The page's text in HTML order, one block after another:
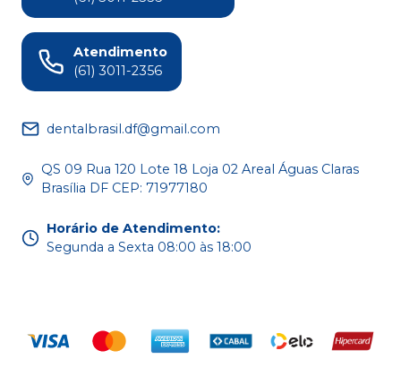
Atendimento
(61) 3011-2356
dentalbrasil.df@gmail.com
QS 09 Rua 120 Lote 18 Loja 02 Areal Águas Claras
Brasília DF CEP: 71977180
Horário de Atendimento:
Segunda a Sexta 08:00 às 18:00